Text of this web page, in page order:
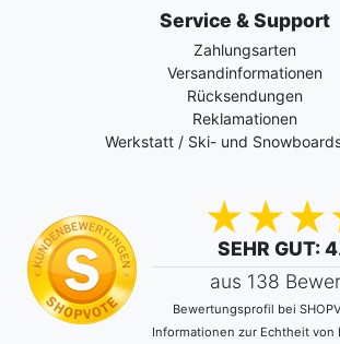
Service & Support
Zahlungsarten
Versandinformationen
Rücksendungen
Reklamationen
Werkstatt / Ski- und
SEHR GUT:
aus 138
Bewertungsprofil bei
Informationen zur Echtheit